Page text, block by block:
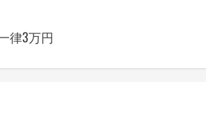
律3万円